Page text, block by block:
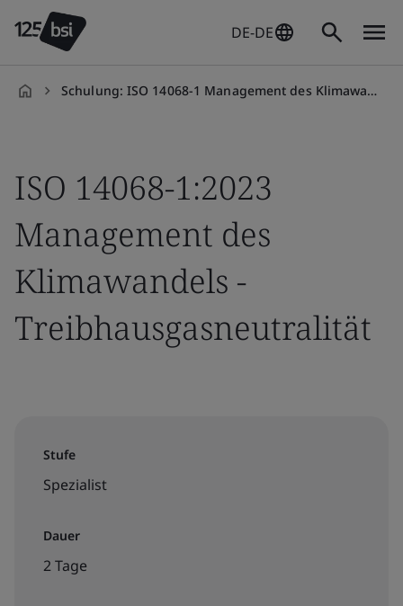
DE-DE
Schulung: ISO 14068-1 Management des Klimawandels
ISO 14068-1:2023
Management des
Klimawandels -
Treibhausgasneutralität
Stufe
Spezialist
Dauer
2 Tage